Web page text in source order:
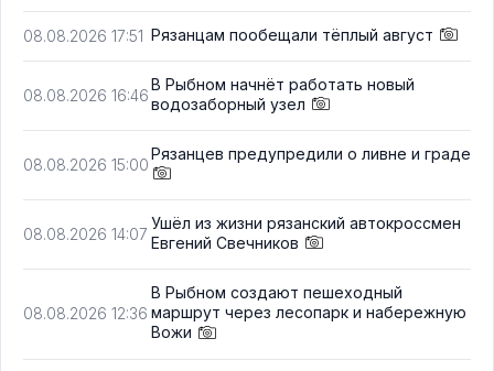
08.08.2026 17:51 Рязанцам пообещали тёплый август
08.08.2026 16:46
В Рыбном начнёт работать новый
водозаборный узел
08.08.2026 15:00
Рязанцев предупредили о ливне и граде
08.08.2026 14:07
Ушёл из жизни рязанский автокроссмен
Евгений Свечников
08.08.2026 12:36
В Рыбном создают пешеходный
маршрут через лесопарк и набережную
Вожи